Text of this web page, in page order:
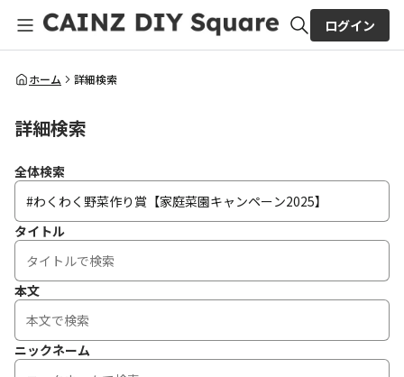
全体検索
ログイン
ホーム 詳細検索
詳細検索
全体検索
タイトル
本文
ニックネーム